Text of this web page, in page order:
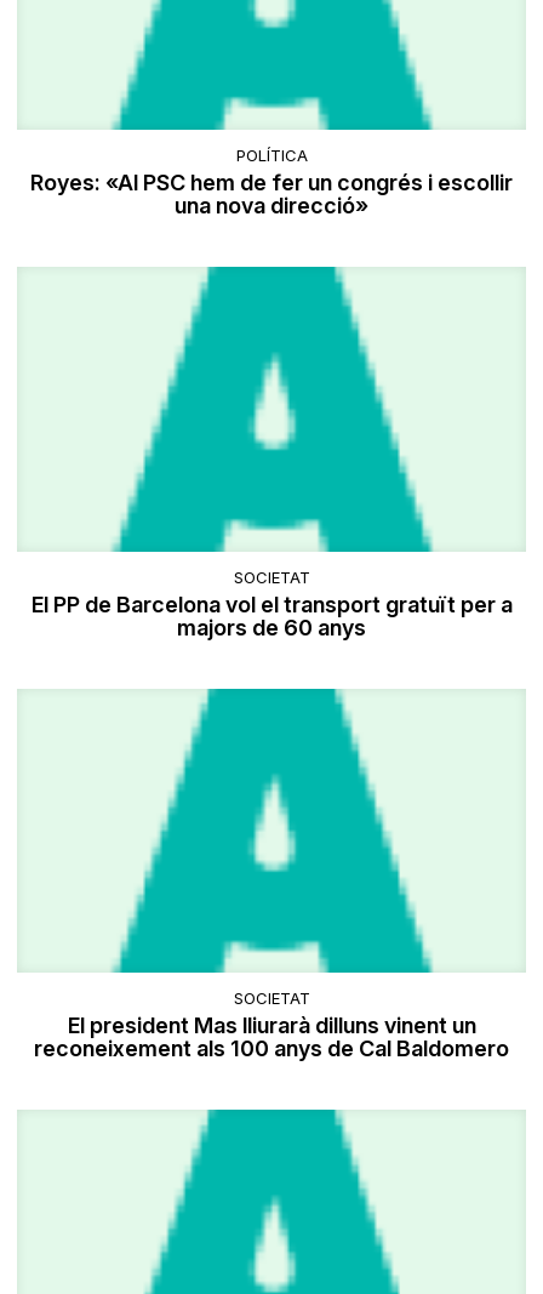
POLÍTICA
Royes: «Al PSC hem de fer un congrés i escollir
una nova direcció»
SOCIETAT
El PP de Barcelona vol el transport gratuït per a
majors de 60 anys
SOCIETAT
El president Mas lliurarà dilluns vinent un
reconeixement als 100 anys de Cal Baldomero